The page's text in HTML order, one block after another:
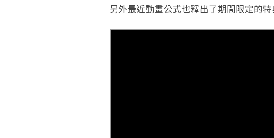
另外最近動畫公式也釋出了期間限定的